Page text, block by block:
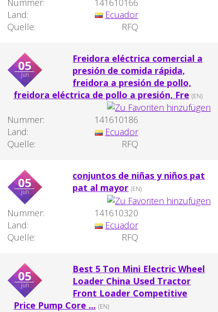
Land:
Ecuador
Quelle:
RFQ
05
jun
Freidora eléctrica comercial a
presión de comida rápida,
freidora a presión de pollo,
freidora eléctrica de pollo a presión, Fre (EN)
Nummer:
141610186
Land:
Ecuador
Quelle:
RFQ
05
jun
conjuntos de niñas y niños pat
pat al mayor (EN)
Nummer:
141610320
Land:
Ecuador
Quelle:
RFQ
05
jun
Best 5 Ton Mini Electric Wheel
Loader China Used Tractor
Front Loader Competitive
Price Pump Core ... (EN)